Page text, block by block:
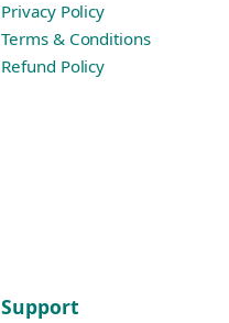
Privacy Policy
Terms & Conditions
Refund Policy
Support